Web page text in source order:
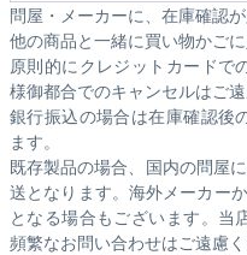
問屋・メーカーに、在庫確認
他の商品と一緒に買い物かごに
原則的にクレジットカードで
様御都合でのキャンセルはご遠
銀行振込の場合は在庫確認後
ます。
既存製品の場合、国内の問屋
送となります。海外メーカー
となる場合もございます。 当
頻繁なお問い合わせはご遠慮く